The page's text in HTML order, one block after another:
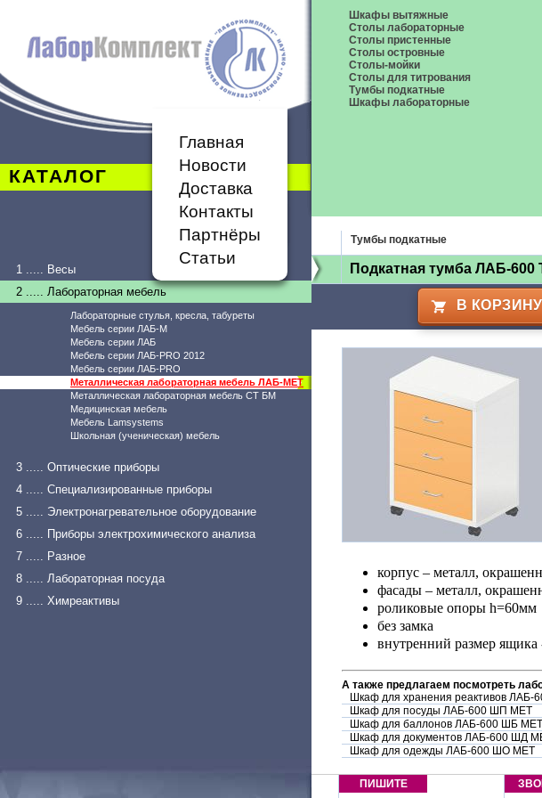
КАТАЛОГ
Главная
Новости
Доставка
Контакты
Партнёры
Статьи
1 ..... Весы
2 ..... Лабораторная мебель
Лабораторные стулья, кресла, табуреты
Мебель серии ЛАБ-М
Мебель серии ЛАБ
Мебель серии ЛАБ-PRO 2012
Мебель серии ЛАБ-PRO
Металлическая лабораторная мебель ЛАБ-МЕТ
Металлическая лабораторная мебель СТ БМ
Медицинская мебель
Мебель Lamsystems
Школьная (ученическая) мебель
3 ..... Оптические приборы
4 ..... Специализированные приборы
5 ..... Электронагревательное оборудование
6 ..... Приборы электрохимического анализа
7 ..... Разное
8 ..... Лабораторная посуда
9 ..... Химреактивы
Шкафы вытяжные
Столы лабораторные
Столы пристенные
Столы островные
Столы-мойки
Столы для титрования
Тумбы подкатные
Шкафы лабораторные
Тумбы подкатные
Подкатная тумба ЛАБ-
В КОРЗИНУ
корпус – металл,
фасады – металл,
роликовые опоры h=60мм
без замка
внутренний размер
А также предлагаем посмотреть
Шкаф для хранения реактивов
Шкаф для посуды ЛАБ-600 ШП МЕТ
Шкаф для баллонов ЛАБ-600 ШБ МЕТ
Шкаф для документов ЛАБ-600 ШД
Шкаф для одежды ЛАБ-600 ШО МЕТ
ПИШИТЕ